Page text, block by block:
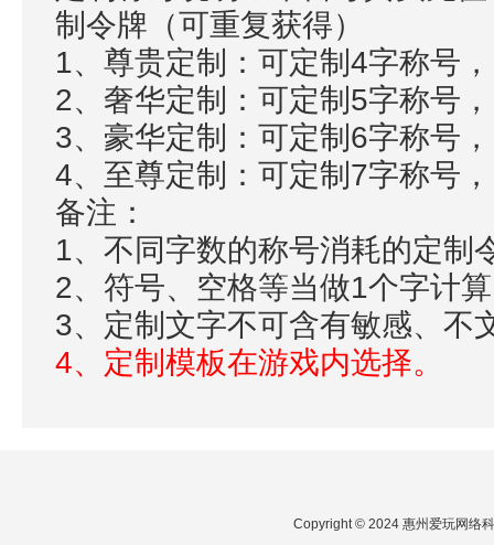
制令牌（可重复获得）
1、尊贵定制：可定制4字称号
2、奢华定制：可定制5字称号
3、豪华定制：可定制6字称号
4、至尊定制：可定制7字称号
备注：
1、不同字数的称号消耗的定制
2、符号、空格等当做1个字计
3、定制文字不可含有敏感、不
4、定制模板在游戏内选择。
Copyright © 2024 惠州爱玩网络